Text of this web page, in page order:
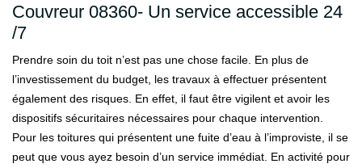
Couvreur 08360- Un service accessible 24
/7
Prendre soin du toit n’est pas une chose facile. En plus de
l’investissement du budget, les travaux à effectuer présentent
également des risques. En effet, il faut être vigilent et avoir les
dispositifs sécuritaires nécessaires pour chaque intervention.
Pour les toitures qui présentent une fuite d’eau à l’improviste, il se
peut que vous ayez besoin d’un service immédiat. En activité pour